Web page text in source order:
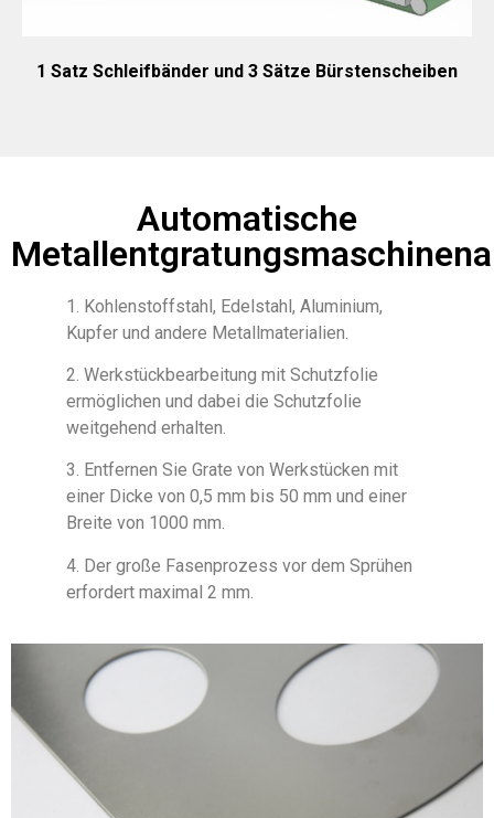
1 Satz Schleifbänder und 3 Sätze Bürstenscheiben
Automatische
1. Kohlenstoffstahl, Edelstahl, Aluminium,
Kupfer und andere Metallmaterialien.
2. Werkstückbearbeitung mit Schutzfolie
ermöglichen und dabei die Schutzfolie
weitgehend erhalten.
3. Entfernen Sie Grate von Werkstücken mit
einer Dicke von 0,5 mm bis 50 mm und einer
Breite von 1000 mm.
4. Der große Fasenprozess vor dem Sprühen
erfordert maximal 2 mm.